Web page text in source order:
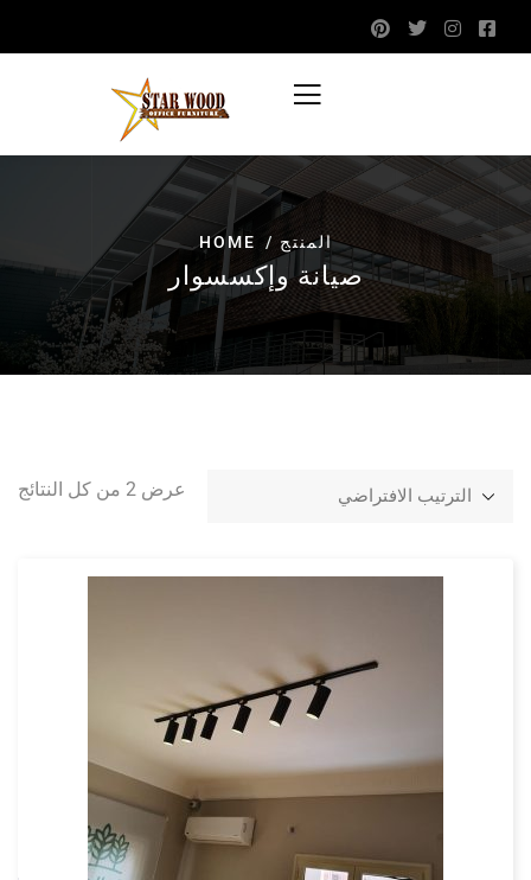
HOME المنتج
صيانة وإكسسوار
عرض ⁦2⁩ من كل النتائج